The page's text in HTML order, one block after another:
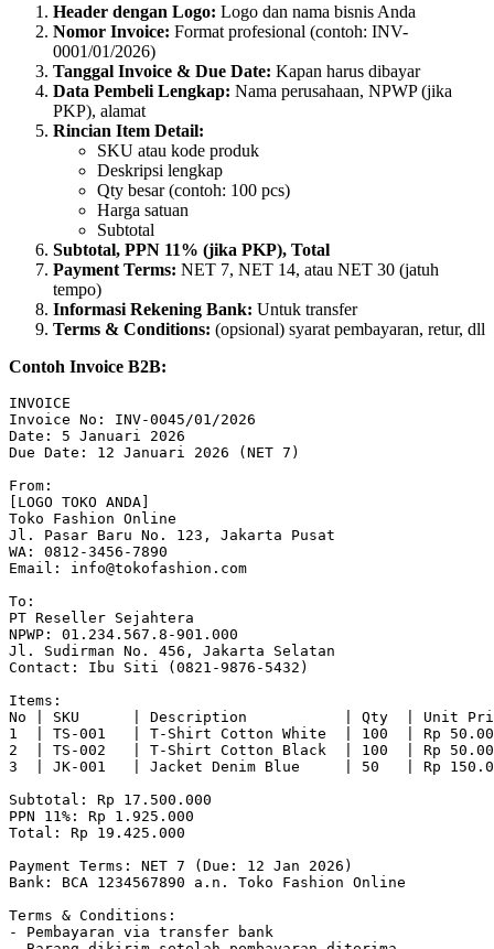
Header dengan Logo: Logo dan nama bisnis Anda
Nomor Invoice: Format profesional (contoh: INV-
0001/01/2026)
Tanggal Invoice & Due Date: Kapan harus dibayar
Data Pembeli Lengkap: Nama perusahaan, NPWP (jika
PKP), alamat
Rincian Item Detail:
SKU atau kode produk
Deskripsi lengkap
Qty besar (contoh: 100 pcs)
Harga satuan
Subtotal
Subtotal, PPN 11% (jika PKP), Total
Payment Terms: NET 7, NET 14, atau NET 30 (jatuh
tempo)
Informasi Rekening Bank: Untuk transfer
Terms & Conditions: (opsional) syarat pembayaran, retur, dll
Contoh Invoice B2B:
INVOICE
Invoice No: INV-0045/01/2026
Date: 5 Januari 2026
Due Date: 12 Januari 2026 (NET 7)
From:
[LOGO TOKO ANDA]
Toko Fashion Online
Jl. Pasar Baru No. 123, Jakarta Pusat
WA: 0812-3456-7890
Email: info@tokofashion.com
To:
PT Reseller Sejahtera
NPWP: 01.234.567.8-901.000
Jl. Sudirman No. 456, Jakarta Selatan
Contact: Ibu Siti (0821-9876-5432)
Items:
No | SKU      | Description           | Qty  | Unit
1  | TS-001   | T-Shirt Cotton White  | 100  | Rp
2  | TS-002   | T-Shirt Cotton Black  | 100  | Rp
3  | JK-001   | Jacket Denim Blue     | 50   | Rp
Subtotal: Rp 17.500.000
PPN 11%: Rp 1.925.000
Total: Rp 19.425.000
Payment Terms: NET 7 (Due: 12 Jan 2026)
Bank: BCA 1234567890 a.n. Toko Fashion Online
Terms & Conditions:
- Pembayaran via transfer bank